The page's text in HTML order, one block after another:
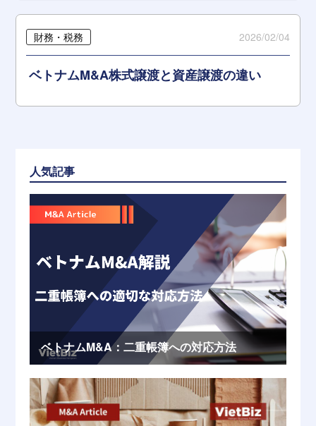
財務・税務 2026/02/04
ベトナムM&A株式譲渡と資産譲渡の違い
人気記事